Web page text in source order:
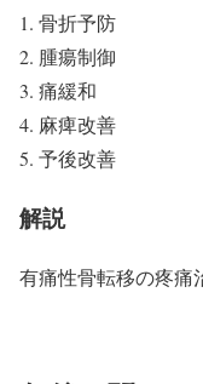
骨折予防
腫瘍制御
痛緩和
麻痺改善
予後改善
解説
有痛性骨転移の疼痛